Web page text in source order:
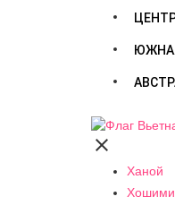

Ханой